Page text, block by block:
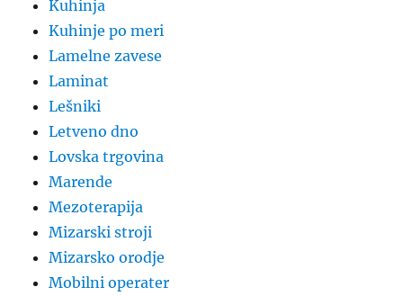
Kuhinja
Kuhinje po meri
Lamelne zavese
Laminat
Lešniki
Letveno dno
Lovska trgovina
Marende
Mezoterapija
Mizarski stroji
Mizarsko orodje
Mobilni operater